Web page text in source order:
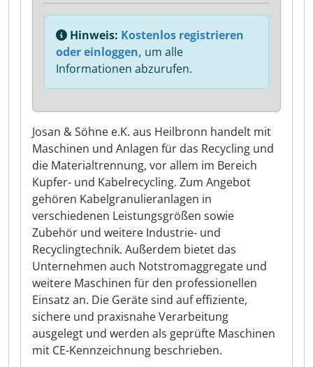
Josan & Söhne e.K. aus Heilbronn handelt mit
Maschinen und Anlagen für das Recycling und
die Materialtrennung, vor allem im Bereich
Kupfer- und Kabelrecycling. Zum Angebot
gehören Kabelgranulieranlagen in
verschiedenen Leistungsgrößen sowie
Zubehör und weitere Industrie- und
Recyclingtechnik. Außerdem bietet das
Unternehmen auch Notstromaggregate und
weitere Maschinen für den professionellen
Einsatz an. Die Geräte sind auf effiziente,
sichere und praxisnahe Verarbeitung
ausgelegt und werden als geprüfte Maschinen
mit CE-Kennzeichnung beschrieben.
Hinweis: Kostenlos registrieren
oder einloggen, um alle
Informationen abzurufen.